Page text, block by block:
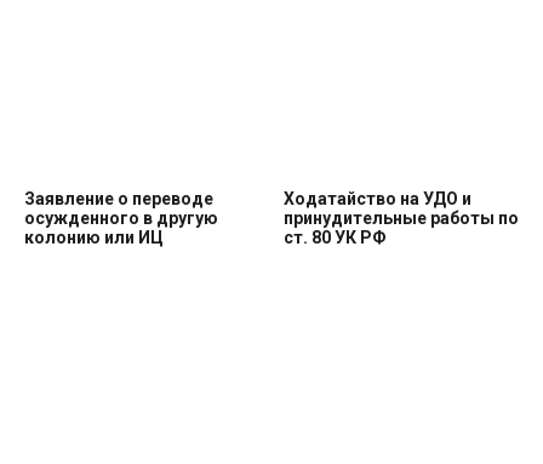
Заявление о переводе
осужденного в другую
колонию или ИЦ
Ходатайство на УДО и
принудительные работы по
ст. 80 УК РФ